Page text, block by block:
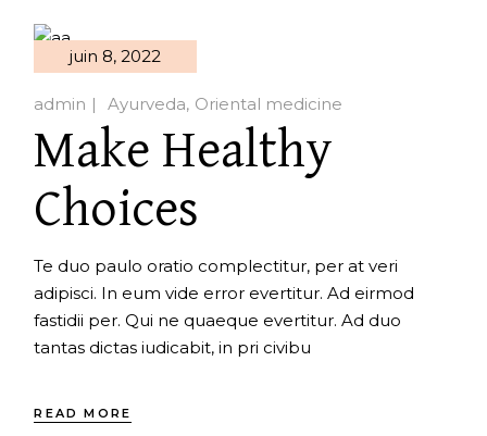
juin 8, 2022
admin Ayurveda Oriental medicine
Make Healthy
Choices
Te duo paulo oratio complectitur, per at veri
adipisci. In eum vide error evertitur. Ad eirmod
fastidii per. Qui ne quaeque evertitur. Ad duo
tantas dictas iudicabit, in pri civibu
READ MORE